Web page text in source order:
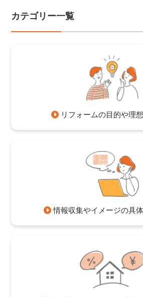
カテゴリー一覧
リフォームの目的や理
情報収集やイメージの具